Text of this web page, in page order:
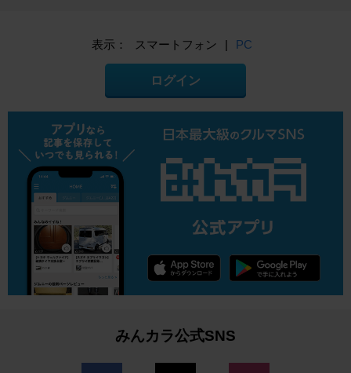
表示： スマートフォン | PC
ログイン
みんカラ公式SNS